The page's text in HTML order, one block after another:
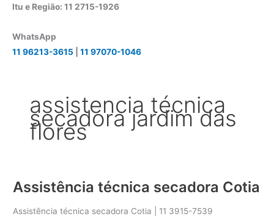
Itu e Região: 11 2715-1926
WhatsApp
11 96213-3615
11 97070-1046
assistencia técnica
secadora jardim das
flores
Assistência técnica secadora Cotia
Assistência técnica secadora Cotia | 11 3915-7539